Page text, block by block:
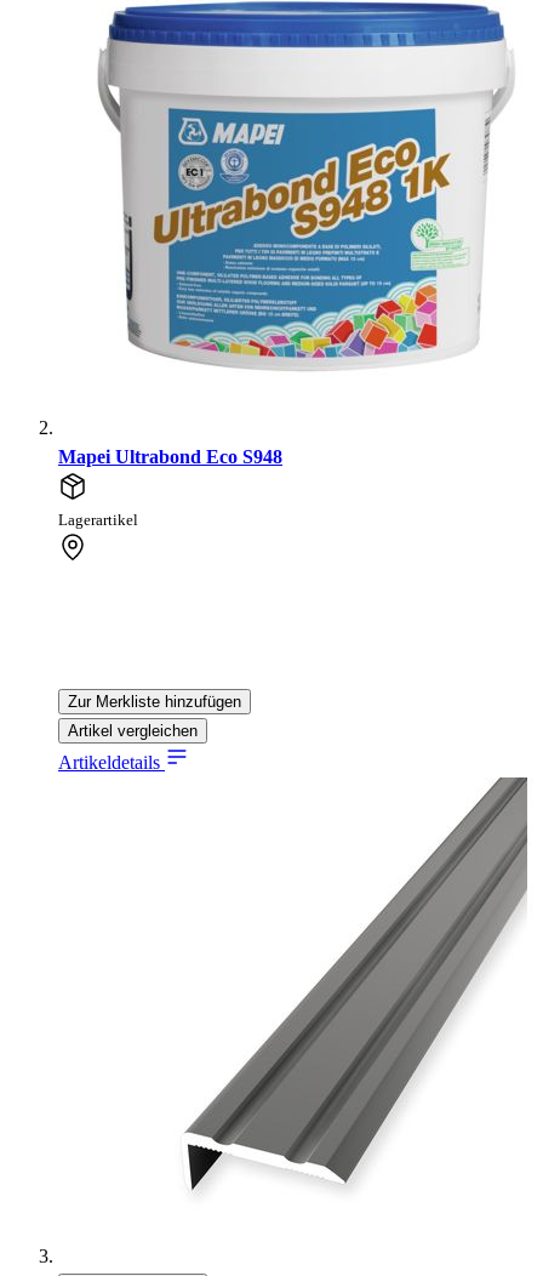
Mapei Ultrabond Eco S948
Lagerartikel
Zur Merkliste hinzufügen
Artikel vergleichen
Artikeldetails